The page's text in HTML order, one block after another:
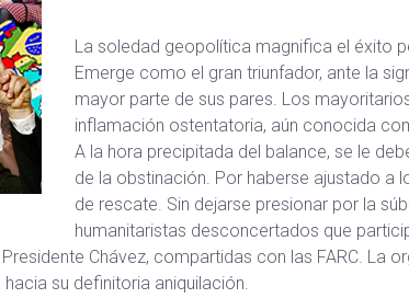
La soledad geopolítica magnifica el éxito
Emerge como el gran triunfador, ante la
mayor parte de sus pares. Los
inflamación ostentatoria, aún conocida
A la hora precipitada del balance, se le
de la obstinación. Por haberse ajustado a
de rescate. Sin dejarse presionar por la
humanitaristas desconcertados que
Chávez, compartidas con las FARC. La
su definitoria aniquilación.